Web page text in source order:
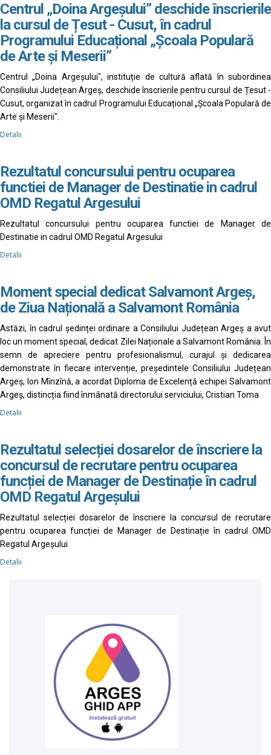
Centrul „Doina Argeșului” deschide înscrierile
la cursul de Țesut - Cusut, în cadrul
Programului Educațional „Școala Populară
de Arte și Meserii”
Centrul „Doina Argeșului", instituție de cultură aflată în subordinea
Consiliului Județean Argeș, deschide înscrierile pentru cursul de Țesut -
Cusut, organizat în cadrul Programului Educațional „Școala Populară de
Arte și Meserii".
Detalii
Rezultatul concursului pentru ocuparea
functiei de Manager de Destinatie in cadrul
OMD Regatul Argesului
Rezultatul concursului pentru ocuparea functiei de Manager de
Destinatie in cadrul OMD Regatul Argesului
Detalii
Moment special dedicat Salvamont Argeș,
de Ziua Națională a Salvamont România
Astăzi, în cadrul ședinței ordinare a Consiliului Județean Argeș a avut
loc un moment special, dedicat Zilei Naționale a Salvamont România. În
semn de apreciere pentru profesionalismul, curajul și dedicarea
demonstrate în fiecare intervenție, președintele Consiliului Județean
Argeș, Ion Mînzînă, a acordat Diploma de Excelență echipei Salvamont
Argeș, distincția fiind înmânată directorului serviciului, Cristian Toma
Detalii
Rezultatul selecției dosarelor de înscriere la
concursul de recrutare pentru ocuparea
funcției de Manager de Destinație în cadrul
OMD Regatul Argeșului
Rezultatul selecției dosarelor de înscriere la concursul de recrutare
pentru ocuparea funcției de Manager de Destinație în cadrul OMD
Regatul Argeșului
Detalii